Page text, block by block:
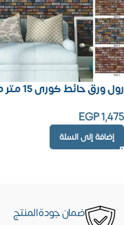
رول ورق حائط كورى 15 متر مربع
EGP1,475
إضافة إلى السلة
ضمان جودة المنتج